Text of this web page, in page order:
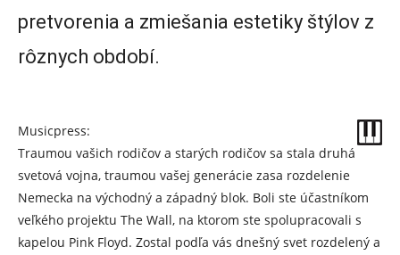
pretvorenia a zmiešania estetiky štýlov z
rôznych období.
Musicpress:
Traumou vašich rodičov a starých rodičov sa stala druhá
svetová vojna, traumou vašej generácie zasa rozdelenie
Nemecka na východný a západný blok. Boli ste účastníkom
veľkého projektu The Wall, na ktorom ste spolupracovali s
kapelou Pink Floyd. Zostal podľa vás dnešný svet rozdelený a